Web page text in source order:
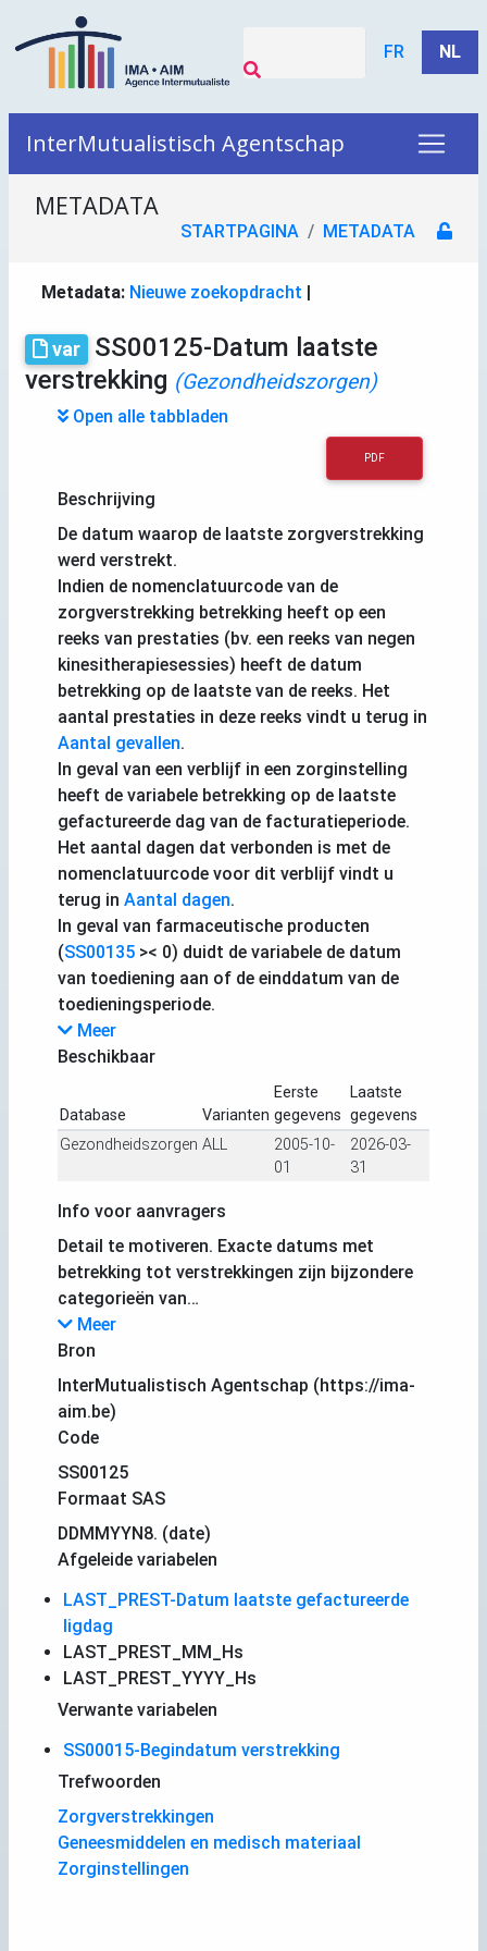
FR NL
InterMutualistisch Agentschap
METADATA
STARTPAGINA METADATA
Metadata: Nieuwe zoekopdracht |
var
SS00125-Datum laatste
verstrekking (Gezondheidszorgen)
Open alle tabbladen
PDF
Beschrijving
De datum waarop de laatste zorgverstrekking
werd verstrekt.
Indien de nomenclatuurcode van de
zorgverstrekking betrekking heeft op een
reeks van prestaties (bv. een reeks van negen
kinesitherapiesessies) heeft de datum
betrekking op de laatste van de reeks. Het
aantal prestaties in deze reeks vindt u terug in
Aantal gevallen.
In geval van een verblijf in een zorginstelling
heeft de variabele betrekking op de laatste
gefactureerde dag van de facturatieperiode.
Het aantal dagen dat verbonden is met de
nomenclatuurcode voor dit verblijf vindt u
terug in Aantal dagen.
In geval van farmaceutische producten
(SS00135 >< 0) duidt de variabele de datum
van toediening aan of de einddatum van de
toedieningsperiode.
Meer
Beschikbaar
Database Varianten
Eerste
gegevens
Laatste
gegevens
Gezondheidszorgen ALL
2005-10-
01
2026-03-
31
Info voor aanvragers
Detail te motiveren. Exacte datums met
betrekking tot verstrekkingen zijn bijzondere
categorieën van…
Meer
Bron
InterMutualistisch Agentschap (https://ima-
aim.be)
Code
SS00125
Formaat SAS
DDMMYYN8. (date)
Afgeleide variabelen
LAST_PREST-Datum laatste gefactureerde
ligdag
LAST_PREST_MM_Hs
LAST_PREST_YYYY_Hs
Verwante variabelen
SS00015-Begindatum verstrekking
Trefwoorden
Zorgverstrekkingen
Geneesmiddelen en medisch materiaal
Zorginstellingen